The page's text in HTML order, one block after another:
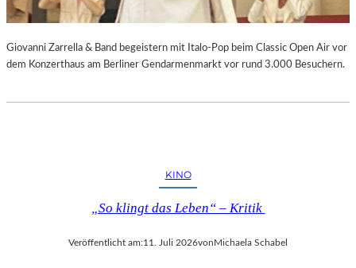
Giovanni Zarrella & Band begeistern mit Italo-Pop beim Classic Open Air vor
dem Konzerthaus am Berliner Gendarmenmarkt vor rund 3.000 Besuchern.
KINO
„So klingt das Leben“ – Kritik
Veröffentlicht am:11. Juli 2026vonMichaela Schabel